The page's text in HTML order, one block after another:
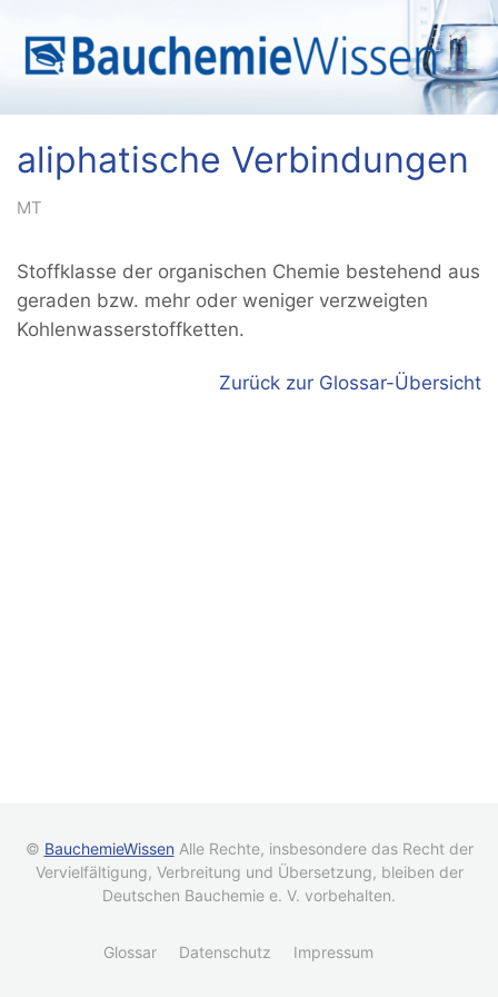
aliphatische Verbindungen
MT
Stoffklasse der organischen Chemie bestehend aus
geraden bzw. mehr oder weniger verzweigten
Kohlenwasserstoffketten.
Zurück zur Glossar-Übersicht
© BauchemieWissen Alle Rechte, insbesondere das Recht der
Vervielfältigung, Verbreitung und Übersetzung, bleiben der
Deutschen Bauchemie e. V. vorbehalten.
Glossar Datenschutz Impressum